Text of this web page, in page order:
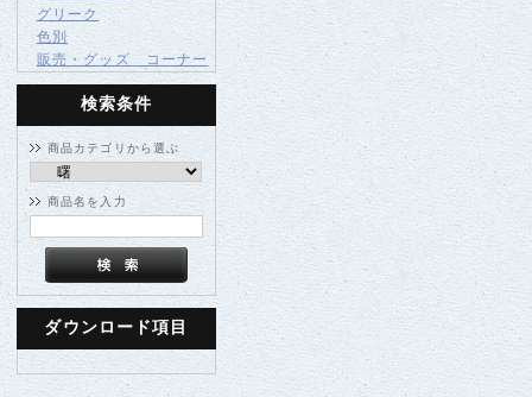
グリーク
色別
販売・グッズ コーナー
検索条件
商品カテゴリから選ぶ
商品名を入力
ダウンロード項目